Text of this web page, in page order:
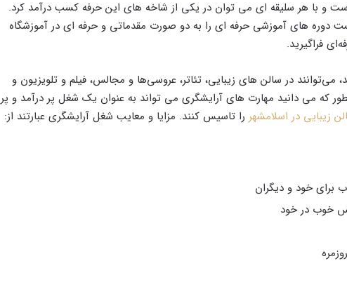
و با هر سلیقه ای می توان در یکی از شاخه های این حرفه کسب درآمد کرد.
دوره های آموزشی حرفه ای را به دو صورت مقدماتی و حرفه ای در آموزشگاه
فراگیرید.
می‌توانند در سالن های زیبایی، تئاتر، عروسی‌ها و مجالس، فیلم و تلویزیون و
که می دانید مهارت های آرایشگری می تواند به عنوان یک شغل پر درآمد و پر
زیبایی در اسلامشهر را تاسیس کنند. مزایا و معایب شغل آرایشگری عبارتند از:
برای خود و دیگران
خوب در خود